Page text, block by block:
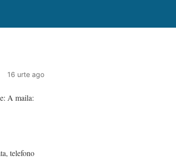
16 urte ago
A maila:
telefono